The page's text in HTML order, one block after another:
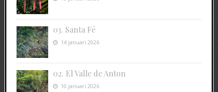
03. Santa Fé
14 januari 2026
02. El Valle de Anton
10 januari 2026